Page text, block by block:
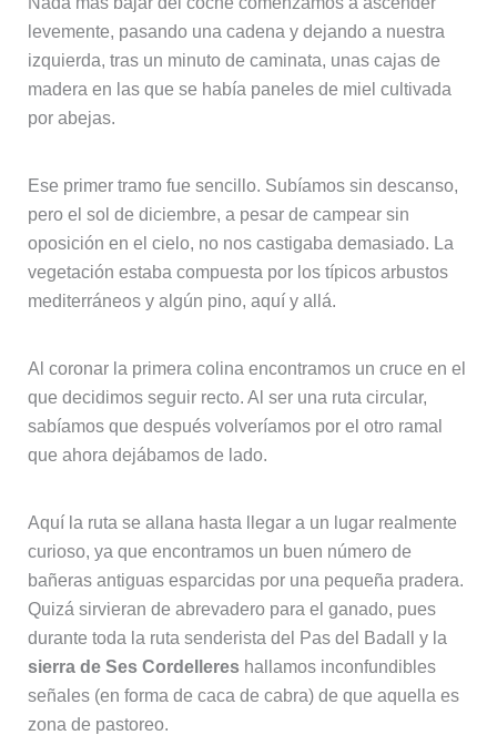
levemente, pasando una cadena y dejando a nuestra
izquierda, tras un minuto de caminata, unas cajas de
madera en las que se había paneles de miel cultivada
por abejas.
Ese primer tramo fue sencillo. Subíamos sin descanso,
pero el sol de diciembre, a pesar de campear sin
oposición en el cielo, no nos castigaba demasiado. La
vegetación estaba compuesta por los típicos arbustos
mediterráneos y algún pino, aquí y allá.
Al coronar la primera colina encontramos un cruce en el
que decidimos seguir recto. Al ser una ruta circular,
sabíamos que después volveríamos por el otro ramal
que ahora dejábamos de lado.
Aquí la ruta se allana hasta llegar a un lugar realmente
curioso, ya que encontramos un buen número de
bañeras antiguas esparcidas por una pequeña pradera.
Quizá sirvieran de abrevadero para el ganado, pues
durante toda la ruta senderista del Pas del Badall y la
sierra de Ses Cordellereshallamos inconfundibles
señales (en forma de caca de cabra) de que aquella es
zona de pastoreo.